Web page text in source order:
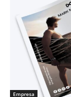
Empresa